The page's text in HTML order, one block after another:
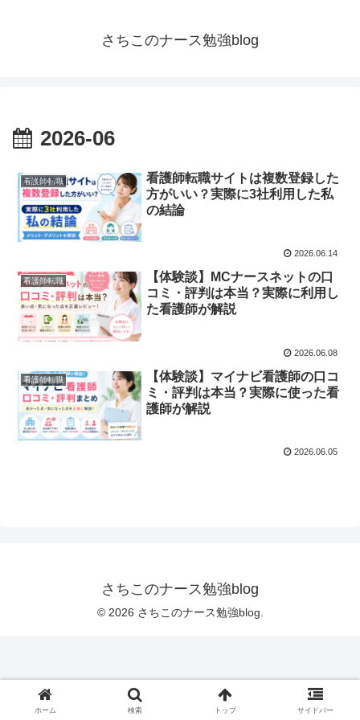
さちこのナース勉強blog
2026-06
看護師転職
看護師転職サイトは複数登録した
方がいい？実際に3社利用した私
の結論
2026.06.14
看護師転職
【体験談】MCナースネットの口
コミ・評判は本当？実際に利用し
た看護師が解説
2026.06.08
看護師転職
【体験談】マイナビ看護師の口コ
ミ・評判は本当？実際に使った看
護師が解説
2026.06.05
さちこのナース勉強blog
© 2026 さちこのナース勉強blog.
ホーム 検索 トップ サイドバー